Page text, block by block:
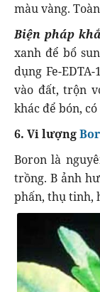
màu vàng.
Biện pháp
xanh để bổ
dụng Fe-
vào đất, trộn
khác để bón,
6. Vi lượng
Boron là
trồng. B ảnh
phấn, thụ tinh,